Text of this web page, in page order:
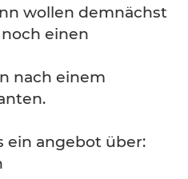
wollen demnächst
einen
nach einem
ein angebot über: